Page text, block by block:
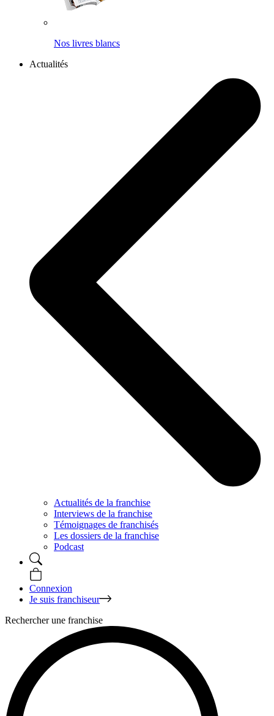
Nos livres blancs
Actualités
Actualités de la franchise
Interviews de la franchise
Témoignages de franchisés
Les dossiers de la franchise
Podcast
Connexion
Je suis franchiseur
Rechercher une franchise